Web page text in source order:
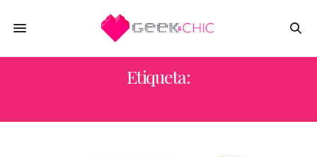
Etiqueta: